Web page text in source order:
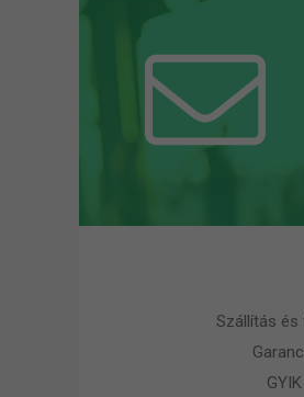
Szállítás és
GYIK